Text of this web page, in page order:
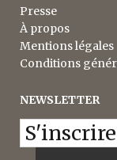
Mentions légales
Conditions
NEWSLETTER